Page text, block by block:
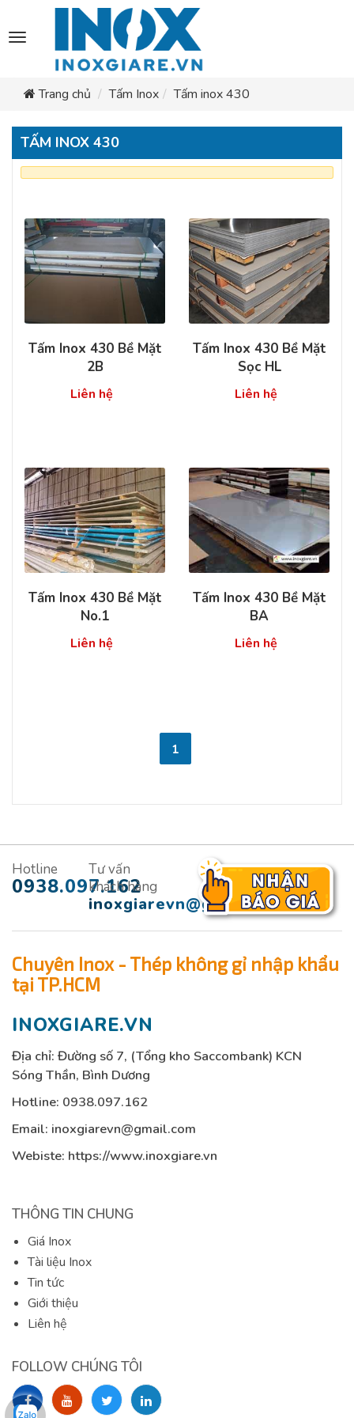
Toggle
navigation
Trang chủ
Tấm Inox Tấm inox 430
TẤM INOX 430
Tấm Inox 430 Bề Mặt
2B
Liên hệ
Tấm Inox 430 Bề Mặt
Sọc HL
Liên hệ
Tấm Inox 430 Bề Mặt
No.1
Liên hệ
Tấm Inox 430 Bề Mặt
BA
Liên hệ
1
Hotline
0938.097.162
Tư vấn
khách hàng
inoxgiarevn@gmail.com
Chuyên Inox - Thép không gỉ nhập khẩu
tại TP.HCM
INOXGIARE.VN
Địa chỉ: Đường số 7, (Tổng kho Saccombank) KCN
Sóng Thần, Bình Dương
Hotline: 0938.097.162
Email: inoxgiarevn@gmail.com
Webiste: https://www.inoxgiare.vn
THÔNG TIN CHUNG
Giá Inox
Tài liệu Inox
Tin tức
Giới thiệu
Liên hệ
FOLLOW CHÚNG TÔI